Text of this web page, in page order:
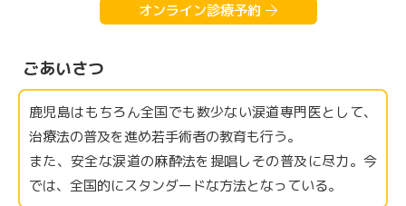
オンライン診療予約
ごあいさつ
鹿児島はもちろん全国でも数少ない涙道専門医として、
治療法の普及を進め若手術者の教育も行う。
また、安全な涙道の麻酔法を提唱し​その普及に尽力。今
では、全国的にスタンダードな方法となっている。